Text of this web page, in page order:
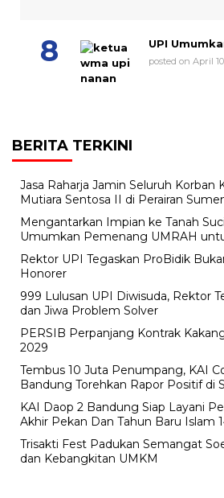
UPI
posted on April
BERITA TERKINI
Jasa Raharja Jamin Seluruh Korban
Mutiara Sentosa II di Perairan
Mengantarkan Impian ke Tanah
Umumkan Pemenang UMRAH
Rektor UPI Tegaskan ProBidik
Honorer
999 Lulusan UPI Diwisuda, Rektor
dan Jiwa Problem Solver
PERSIB Perpanjang Kontrak
2029
Tembus 10 Juta Penumpang, KAI
Bandung Torehkan Rapor Positif di
KAI Daop 2 Bandung Siap Layani
Akhir Pekan Dan Tahun Baru Islam
Trisakti Fest Padukan Semangat
dan Kebangkitan UMKM